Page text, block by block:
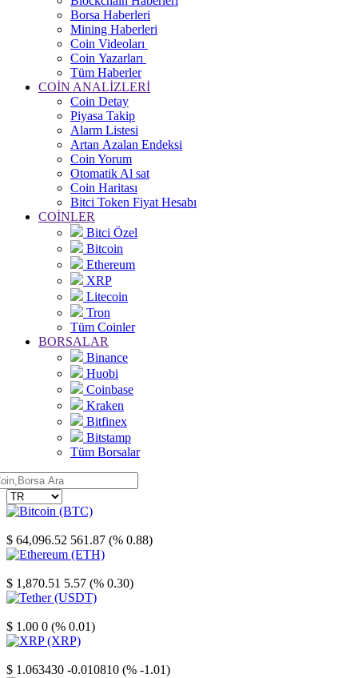
Borsa Haberleri
Mining Haberleri
Coin Videoları
Coin Yazarları
Tüm Haberler
COİN ANALİZLERİ
Coin Detay
Piyasa Takip
Alarm Listesi
Artan Azalan Endeksi
Coin Yorum
Otomatik Al sat
Coin Haritası
Bitci Token Fiyat Hesabı
COİNLER
Bitci Özel
Bitcoin
Ethereum
XRP
Litecoin
Tron
Tüm Coinler
BORSALAR
Binance
Huobi
Coinbase
Kraken
Bitfinex
Bitstamp
Tüm Borsalar
$ 64,096.52 561.87 (% 0.88)
$ 1,870.51 5.57 (% 0.30)
$ 1.00 0 (% 0.01)
$ 1.063430 -0.010810 (% -1.01)